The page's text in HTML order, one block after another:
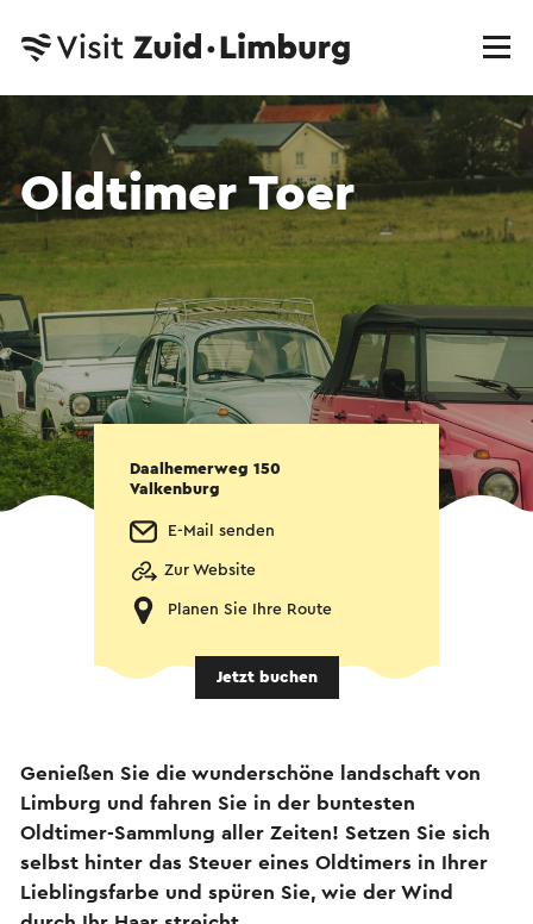
Oldtimer Toer
Daalhemerweg 150
Valkenburg
E-Mail senden
Zur Website
Planen Sie Ihre Route
Jetzt buchen
Genießen Sie die wunderschöne landschaft von
Limburg und fahren Sie in der buntesten
Oldtimer-Sammlung aller Zeiten! Setzen Sie sich
selbst hinter das Steuer eines Oldtimers in Ihrer
Lieblingsfarbe und spüren Sie, wie der Wind